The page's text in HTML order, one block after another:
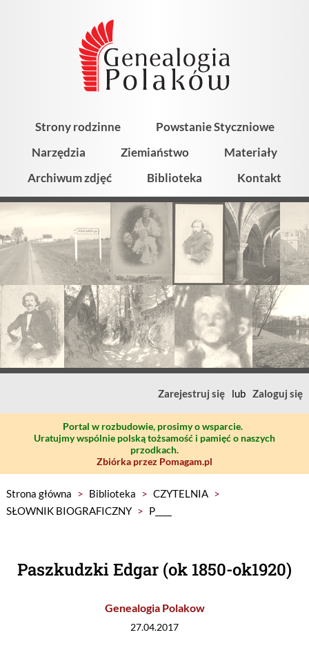
Strony rodzinne
Powstanie Styczniowe
Narzędzia
Ziemiaństwo
Materiały
Archiwum zdjęć
Biblioteka Kontakt
Zarejestruj się lub Zaloguj się
Portal w rozbudowie, prosimy o wsparcie.
Uratujmy wspólnie polską tożsamość i pamięć o naszych
przodkach.
Zbiórka przez Pomagam.pl
Strona główna > Biblioteka > CZYTELNIA >
SŁOWNIK BIOGRAFICZNY > P____
Paszkudzki Edgar (ok 1850-ok1920)
Genealogia Polakow
27.04.2017